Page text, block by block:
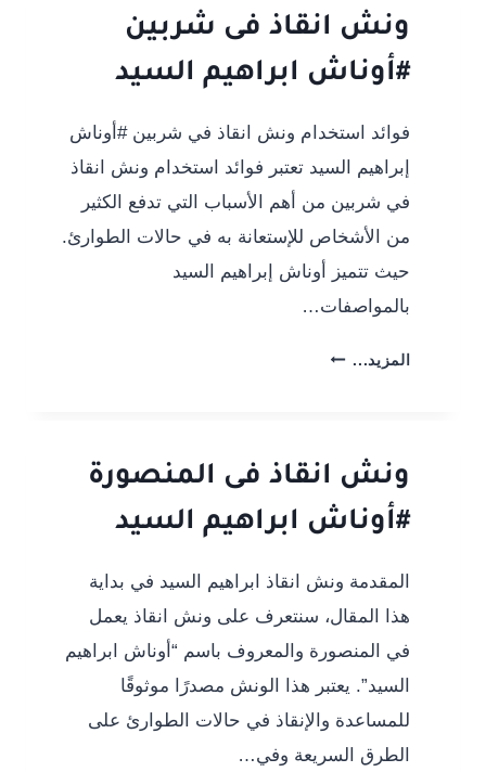
انقاذ
سيارات
في
الأمان
ونش انقاذ فى شربين
#أوناش ابراهيم السيد
فوائد استخدام ونش انقاذ في شربين #أوناش
إبراهيم السيد تعتبر فوائد استخدام ونش انقاذ
في شربين من أهم الأسباب التي تدفع الكثير
من الأشخاص للإستعانة به في حالات الطوارئ.
حيث تتميز أوناش إبراهيم السيد
بالمواصفات…
المزيد... ونش
#أوناش
ابراهيم
السيد
ونش انقاذ فى المنصورة
#أوناش ابراهيم السيد
المقدمة ونش انقاذ ابراهيم السيد في بداية
هذا المقال، سنتعرف على ونش انقاذ يعمل
في المنصورة والمعروف باسم “أوناش ابراهيم
السيد”. يعتبر هذا الونش مصدرًا موثوقًا
للمساعدة والإنقاذ في حالات الطوارئ على
الطرق السريعة وفي…